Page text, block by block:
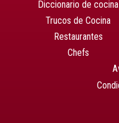
Diccionario de cocina
Trucos de Cocina
Restaurantes
Chefs